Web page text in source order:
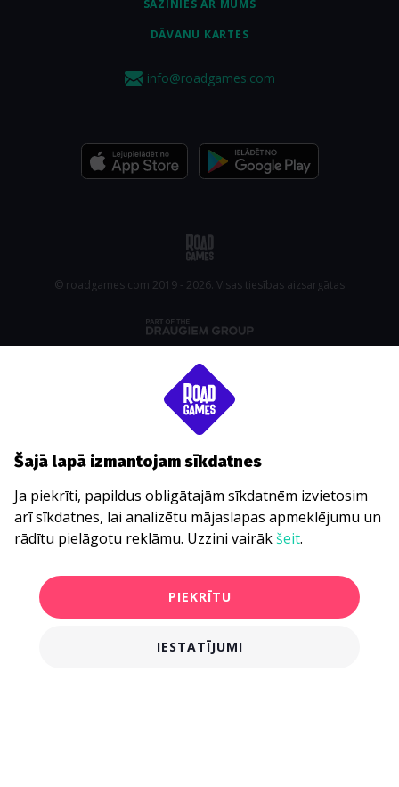
SAZINIES AR MUMS
DĀVANU KARTES
info@roadgames.com
© roadgames.com 2019 - 2026. Visas tiesības aizsargātas
Šajā lapā izmantojam sīkdatnes
Ja piekrīti, papildus obligātajām sīkdatnēm izvietosim
arī sīkdatnes, lai analizētu mājaslapas apmeklējumu un
rādītu pielāgotu reklāmu. Uzzini vairākšeit.
PIEKRĪTU
IESTATĪJUMI